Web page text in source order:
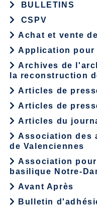
BULLETINS
CSPV
Achat et vente
Application pour
Archives de
la reconstruction
Articles de
Articles de
Articles du
Association des
de Valenciennes
Association
basilique Notre-
Avant Après
Bulletin